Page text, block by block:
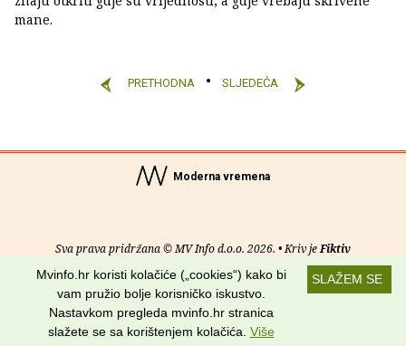
mane.
PRETHODNA SLJEDEĆA
Moderna vremena
Sva prava pridržana © MV Info d.o.o. 2026. • Kriv jeFiktiv
Uvjeti korištenja RSS kanali
Potraži nas na:
SLAŽEM SE
Mvinfo.hr koristi kolačiće („cookies“) kako bi
vam pružio bolje korisničko iskustvo.
Nastavkom pregleda mvinfo.hr stranica
slažete se sa korištenjem kolačića. Više